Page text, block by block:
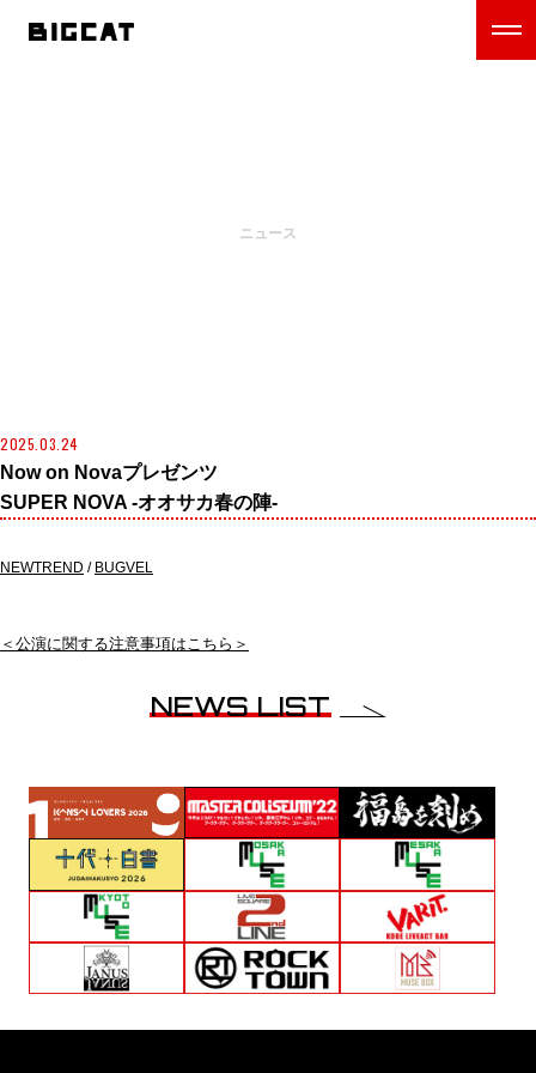
ニュース
2025.03.24
Now on Novaプレゼンツ
SUPER NOVA -オオサカ春の陣-
NEWTREND / BUGVEL
＜公演に関する注意事項はこちら＞
NEWS LIST